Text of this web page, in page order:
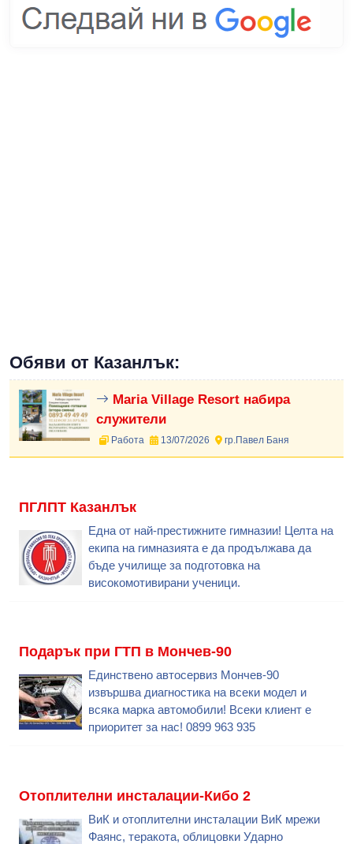
Обяви от Казанлък:
Maria Village Resort набира
служители
Работа 13/07/2026 гр.Павел Баня
ПГЛПТ Казанлък
Една от най-престижните гимназии! Целта на
екипа на гимназията е да продължава да
бъде училище за подготовка на
високомотивирани ученици.
Подарък при ГТП в Мончев-90
Единствено автосервиз Мончев-90
извършва диагностика на всеки модел и
всяка марка автомобили! Всеки клиент е
приоритет за нас! 0899 963 935
Отоплителни инсталации-Кибо 2
ВиК и отоплителни инсталации ВиК мрежи
Фаянс, теракота, облицовки Ударно